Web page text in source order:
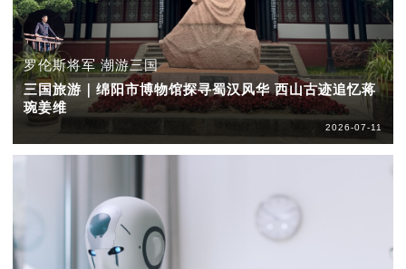
罗伦斯将军 潮游三国
三国旅游｜绵阳市博物馆探寻蜀汉风华 西山古迹追忆蒋
琬姜维
2026-07-11